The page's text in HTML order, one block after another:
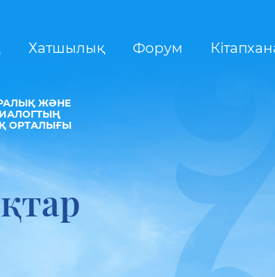
Хатшылық Форум
ЖӘНЕ
ОРТАЛЫҒЫ